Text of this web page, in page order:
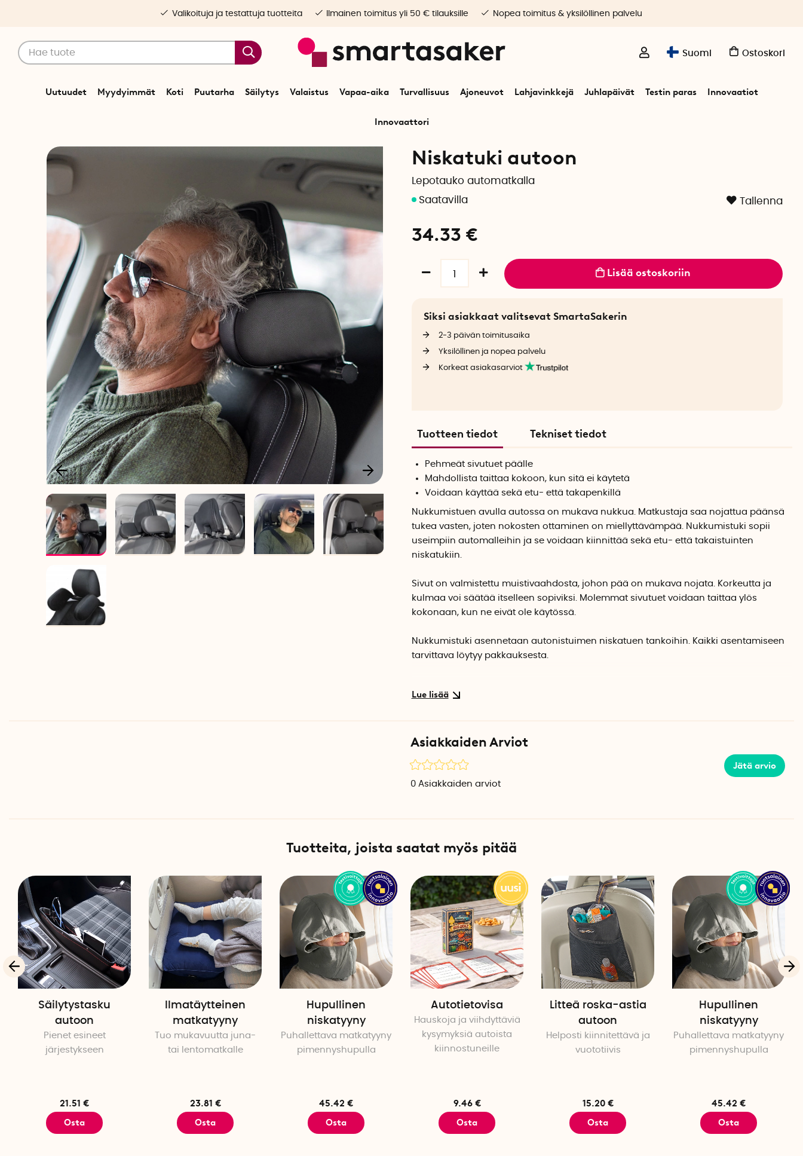
Suomi Ostoskori
Uutuudet Myydyimmät Koti Puutarha Säilytys Valaistus Vapaa-aika Turvallisuus Ajoneuvot Lahjavinkkejä Juhlapäivät Testin paras Innovaatiot
Innovaattori
Valikoituja ja testattuja tuotteita Ilmainen toimitus yli 50 € tilauksille Nopea toimitus & yksilöllinen palvelu
Auton lisävarusteet
Niskatuki autoon
Lepotauko automatkalla
Tallenna
34.33 €
Lisää ostoskoriin
Siksi asiakkaat valitsevat SmartaSakerin
2-3 päivän toimitusaika
Yksilöllinen ja nopea palvelu
Korkeat asiakasarviot
Tuotteen tiedot Tekniset tiedot
Pehmeät sivutuet päälle
Mahdollista taittaa kokoon, kun sitä ei käytetä
Voidaan käyttää sekä etu- että takapenkillä
Nukkumistuen avulla autossa on mukava nukkua. Matkustaja saa nojattua päänsä
tukea vasten, joten nokosten ottaminen on miellyttävämpää. Nukkumistuki sopii
useimpiin automalleihin ja se voidaan kiinnittää sekä etu- että takaistuinten
niskatukiin.
Sivut on valmistettu muistivaahdosta, johon pää on mukava nojata. Korkeutta ja
kulmaa voi säätää itselleen sopiviksi. Molemmat sivutuet voidaan taittaa ylös
kokonaan, kun ne eivät ole käytössä.
Nukkumistuki asennetaan autonistuimen niskatuen tankoihin. Kaikki asentamiseen
tarvittava löytyy pakkauksesta.
Nukkumistuen korkeus: 20 cm
Englanninkielinen käyttöopas
Asiakkaiden Arviot
Jätä arvio
0 Asiakkaiden arviot
Tuotteita, joista saatat myös pitää
Säilytystasku
autoon
Pienet esineet
järjestykseen
21.51 €
Osta
Ilmatäytteinen
matkatyyny
Tuo mukavuutta juna-
tai lentomatkalle
23.81 €
Osta
Hupullinen
niskatyyny
Puhallettava matkatyyny
pimennyshupulla
45.42 €
Osta
Autotietovisa
Hauskoja ja viihdyttäviä
kysymyksiä autoista
kiinnostuneille
9.46 €
Osta
Litteä roska-astia
autoon
Helposti kiinnitettävä ja
vuototiivis
15.20 €
Osta
Hupullinen
niskatyyny
Puhallettava matkatyyny
pimennyshupulla
45.42 €
Osta